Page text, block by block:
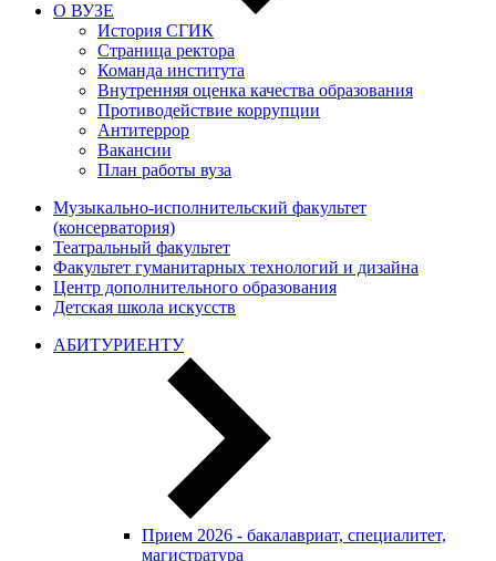
О ВУЗЕ
История СГИК
Страница ректора
Команда института
Внутренняя оценка качества образования
Противодействие коррупции
Антитеррор
Вакансии
План работы вуза
Музыкально-исполнительский факультет
(консерватория)
Театральный факультет
Факультет гуманитарных технологий и дизайна
Центр дополнительного образования
Детская школа искусств
АБИТУРИЕНТУ
Прием 2026 - бакалавриат, специалитет,
магистратура